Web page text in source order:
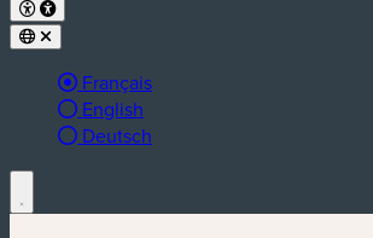
Langue active :
Français
English
Deutsch